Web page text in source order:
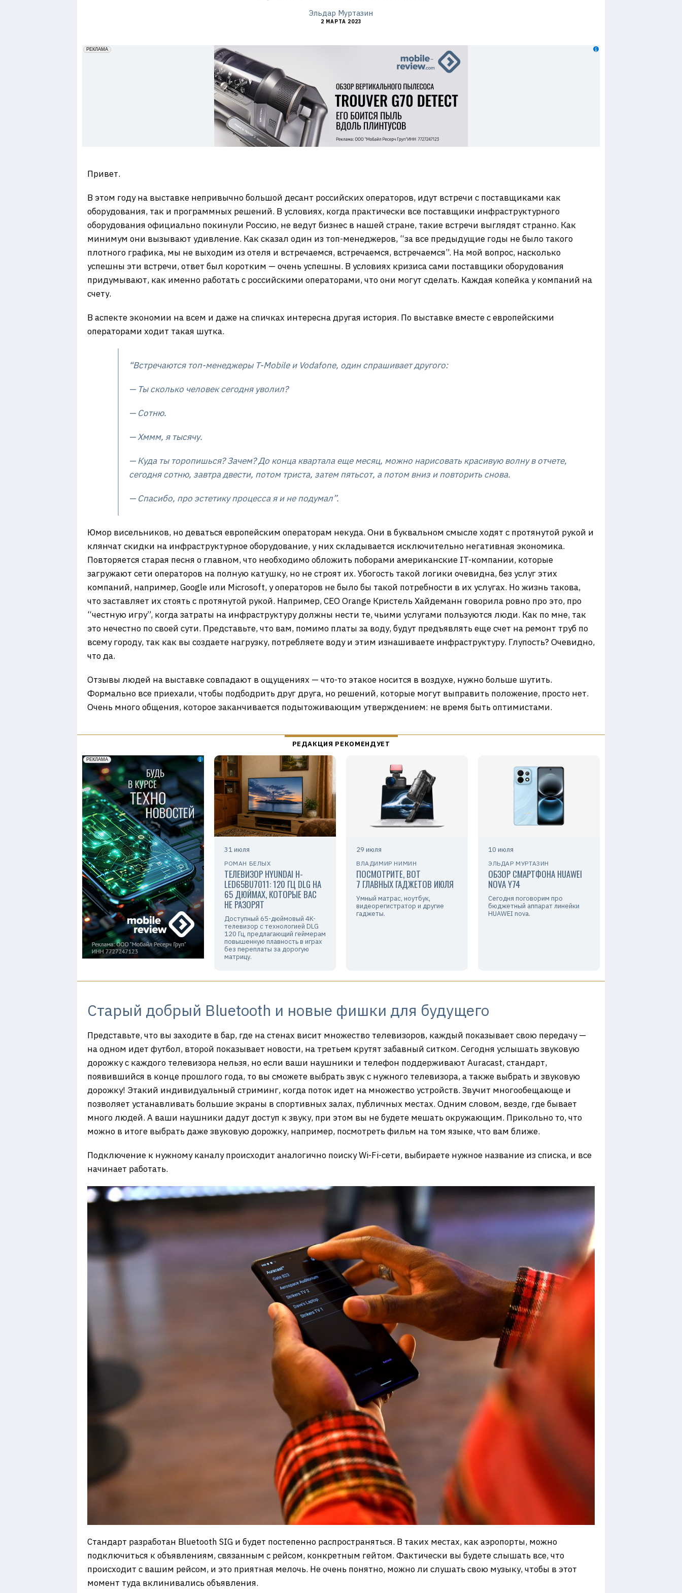
Эльдар Муртазин
2 МАРТА 2023
erid: 2VfnxxmNzs5
РЕКЛАМА
Привет.
В этом году на выставке непривычно большой десант российских операторов, идут встречи с поставщиками как
оборудования, так и программных решений. В условиях, когда практически все поставщики инфраструктурного
оборудования официально покинули Россию, не ведут бизнес в нашей стране, такие встречи выглядят странно. Как
минимум они вызывают удивление. Как сказал один из топ-менеджеров, “за все предыдущие годы не было такого
плотного графика, мы не выходим из отеля и встречаемся, встречаемся, встречаемся”. На мой вопрос, насколько
успешны эти встречи, ответ был коротким — очень успешны. В условиях кризиса сами поставщики оборудования
придумывают, как именно работать с российскими операторами, что они могут сделать. Каждая копейка у компаний на
счету.
В аспекте экономии на всем и даже на спичках интересна другая история. По выставке вместе с европейскими
операторами ходит такая шутка.
“Встречаются топ-менеджеры T-Mobile и Vodafone, один спрашивает другого:
— Ты сколько человек сегодня уволил?
— Сотню.
— Хммм, я тысячу.
— Куда ты торопишься? Зачем? До конца квартала еще месяц, можно нарисовать красивую волну в отчете,
сегодня сотню, завтра двести, потом триста, затем пятьсот, а потом вниз и повторить снова.
— Спасибо, про эстетику процесса я и не подумал”.
Юмор висельников, но деваться европейским операторам некуда. Они в буквальном смысле ходят с протянутой рукой и
клянчат скидки на инфраструктурное оборудование, у них складывается исключительно негативная экономика.
Повторяется старая песня о главном, что необходимо обложить поборами американские IT-компании, которые
загружают сети операторов на полную катушку, но не строят их. Убогость такой логики очевидна, без услуг этих
компаний, например, Google или Microsoft, у операторов не было бы такой потребности в их услугах. Но жизнь такова,
что заставляет их стоять с протянутой рукой. Например, CEO Orange Кристель Хайдеманн говорила ровно про это, про
“честную игру”, когда затраты на инфраструктуру должны нести те, чьими услугами пользуются люди. Как по мне, так
это нечестно по своей сути. Представьте, что вам, помимо платы за воду, будут предъявлять еще счет на ремонт труб по
всему городу, так как вы создаете нагрузку, потребляете воду и этим изнашиваете инфраструктуру. Глупость? Очевидно,
что да.
Отзывы людей на выставке совпадают в ощущениях — что-то этакое носится в воздухе, нужно больше шутить.
Формально все приехали, чтобы подбодрить друг друга, но решений, которые могут выправить положение, просто нет.
Очень много общения, которое заканчивается подытоживающим утверждением: не время быть оптимистами.
31 июля
РОМАН БЕЛЫХ
ТЕЛЕВИЗОР HYUNDAI H-
LED65BU7011: 120 ГЦ DLG НА
65 ДЮЙМАХ, КОТОРЫЕ ВАС
НЕ РАЗОРЯТ
Доступный 65-дюймовый 4K-
телевизор с технологией DLG
120 Гц, предлагающий геймерам
повышенную плавность в играх
без переплаты за дорогую
матрицу.
29 июля
ВЛАДИМИР НИМИН
ПОСМОТРИТЕ, ВОТ
7 ГЛАВНЫХ ГАДЖЕТОВ ИЮЛЯ
Умный матрас, ноутбук,
видеорегистратор и другие
гаджеты.
10 июля
ЭЛЬДАР МУРТАЗИН
ОБЗОР СМАРТФОНА HUAWEI
NOVA Y74
Сегодня поговорим про
бюджетный аппарат линейки
HUAWEI nova.
Старый добрый Bluetooth и новые фишки для будущего
Представьте, что вы заходите в бар, где на стенах висит множество телевизоров, каждый показывает свою передачу —
на одном идет футбол, второй показывает новости, на третьем крутят забавный ситком. Сегодня услышать звуковую
дорожку с каждого телевизора нельзя, но если ваши наушники и телефон поддерживают Auracast, стандарт,
появившийся в конце прошлого года, то вы сможете выбрать звук с нужного телевизора, а также выбрать и звуковую
дорожку! Этакий индивидуальный стриминг, когда поток идет на множество устройств. Звучит многообещающе и
позволяет устанавливать большие экраны в спортивных залах, публичных местах. Одним словом, везде, где бывает
много людей. А ваши наушники дадут доступ к звуку, при этом вы не будете мешать окружающим. Прикольно то, что
можно в итоге выбрать даже звуковую дорожку, например, посмотреть фильм на том языке, что вам ближе.
Подключение к нужному каналу происходит аналогично поиску Wi-Fi-сети, выбираете нужное название из списка, и все
начинает работать.
Стандарт разработан Bluetooth SIG и будет постепенно распространяться. В таких местах, как аэропорты, можно
подключиться к объявлениям, связанным с рейсом, конкретным гейтом. Фактически вы будете слышать все, что
происходит с вашим рейсом, и это приятная мелочь. Не очень понятно, можно ли слушать свою музыку, чтобы в этот
момент туда вклинивались объявления.